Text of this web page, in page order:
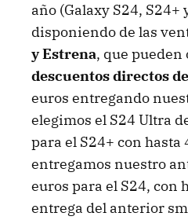
año (Galaxy S24, S24+
disponiendo de las
y Estrena, que pueden
descuentos directos
euros entregando
elegimos el S24 Ultra
para el S24+ con hasta
entregamos nuestro
euros para el S24, con
entrega del anterior